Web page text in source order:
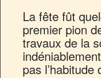
La fête fût
premier pion
travaux de la
pas